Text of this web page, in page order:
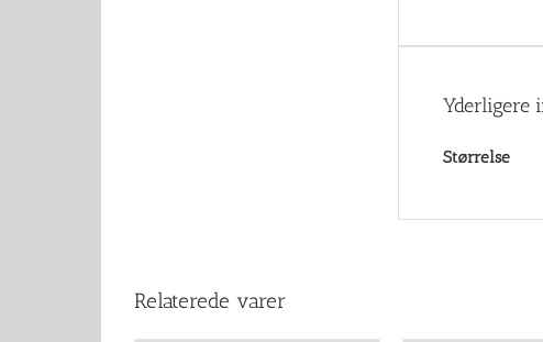
Yderligere
Størrelse
Relaterede varer